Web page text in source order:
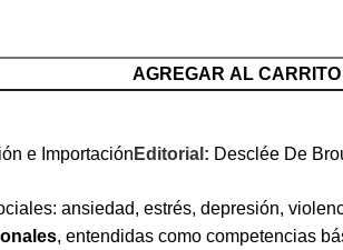
AGREGAR AL CARRITO
e Importación Editorial: Desclée De
ansiedad, estrés, depresión,
, entendidas como competencias